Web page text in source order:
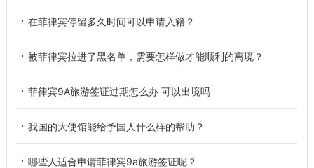
在菲律宾停留多久时间可以申请入籍？
被菲律宾拉进了黑名单，需要怎样做才能顺利的离境？
菲律宾9A旅游签证过期怎么办 可以出境吗
我国的大使馆能给予国人什么样的帮助？
哪些人适合申请菲律宾9a旅游签证呢？